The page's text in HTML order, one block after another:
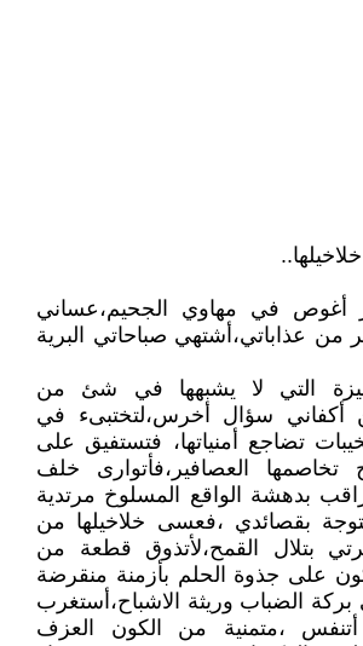
أغوص في مهاوي الجحيم،عساني
من عذاباتي،أشتهي صباحاتي البرية
التي لا يشبهها في شئ من
أكفاني سؤال أخرس،لتختبىء في
تضاجع أمنياتها، فتستفيق على
العصافير،فأتوارى خلف
بدهشة الواقع المسلوخ مرتدية
بقصائدي ،فعسى خلاخيلها من
بتلال القمح،لأتذوق قطعة من
على جذوة الحلم بأزمنة منقرضة
الضباب وريثة الاشباح،أستغرب
أتنفس ،متمنية من الكون العزف